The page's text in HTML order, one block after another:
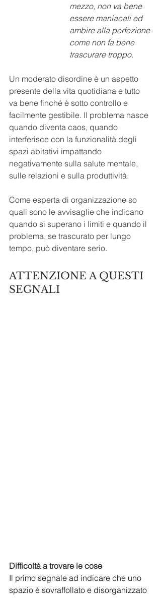
mezzo, non va bene
essere maniacali ed
ambire alla perfezione
come non fa bene
trascurare troppo.
Un moderato disordine è un aspetto
presente della vita quotidiana e tutto
va bene finché è sotto controllo e
facilmente gestibile. Il problema nasce
quando diventa caos, quando
interferisce con la funzionalità degli
spazi abitativi impattando
negativamente sulla salute mentale,
sulle relazioni e sulla produttività.
Come esperta di organizzazione so
quali sono le avvisaglie che indicano
quando si superano i limiti e quando il
problema, se trascurato per lungo
tempo, può diventare serio.
ATTENZIONE A QUESTI
SEGNALI
Difficoltà a trovare le cose
Il primo segnale ad indicare che uno
spazio è sovraffollato e disorganizzato